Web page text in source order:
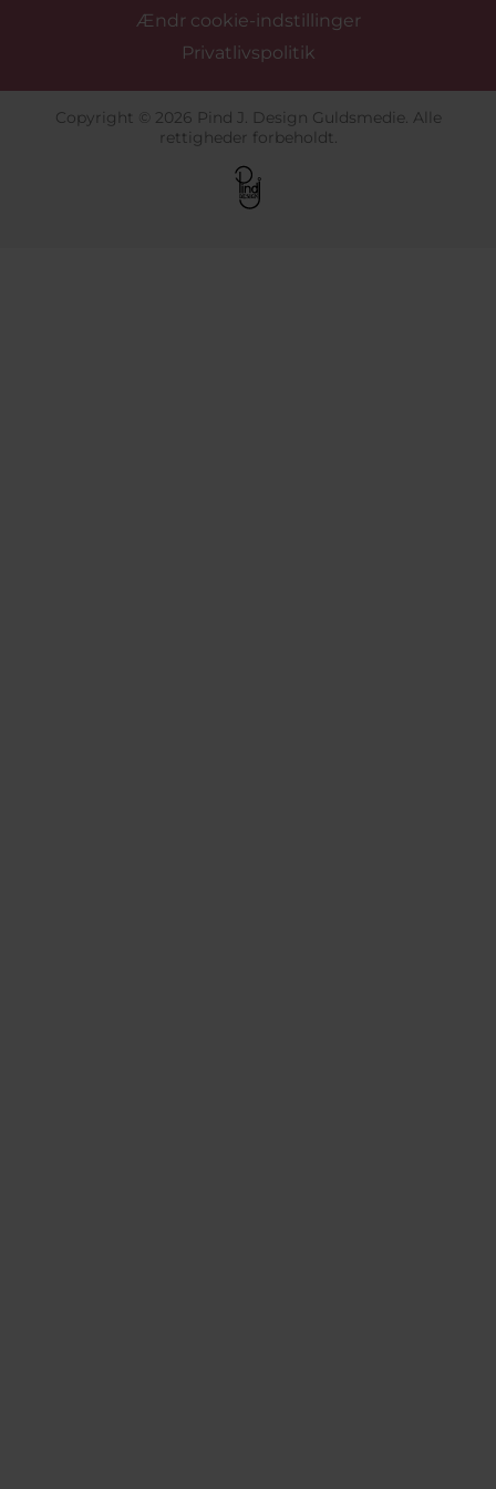
Ændr cookie-indstillinger
Privatlivspolitik
Copyright © 2026 Pind J. Design Guldsmedie. Alle
rettigheder forbeholdt.